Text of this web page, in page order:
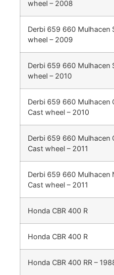
wheel – 2008
Derbi 659 660 Mulhacen
wheel – 2009
Derbi 659 660 Mulhacen
wheel – 2010
Derbi 659 660 Mulhacen
Cast wheel – 2010
Derbi 659 660 Mulhacen
Cast wheel – 2011
Derbi 659 660 Mulhacen
Cast wheel – 2011
Honda CBR 400 R
Honda CBR 400 R
Honda CBR 400 RR –